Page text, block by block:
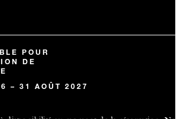
POUR
DE
– 31 AOÛT 2027